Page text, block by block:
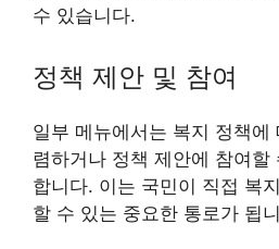
수 있습니다.
정책 제안 및 참여
일부 메뉴에서는 복지 정책에
렴하거나 정책 제안에 참여할
합니다. 이는 국민이 직접 복
할 수 있는 중요한 통로가 됩